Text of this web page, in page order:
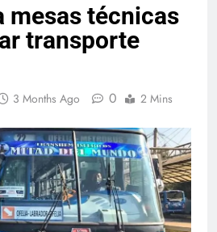
mesas técnicas
transporte
3 Months Ago 0 2 Mins